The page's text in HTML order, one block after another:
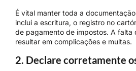
É vital manter toda a
inclui a escritura, o registro no
de pagamento de impostos. A falta
resultar em complicações e multas.
2. Declare corretamente